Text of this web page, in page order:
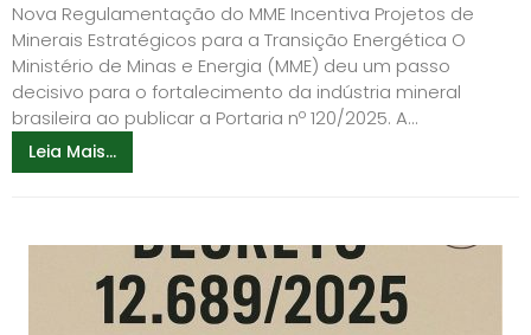
Nova Regulamentação do MME Incentiva Projetos de
Minerais Estratégicos para a Transição Energética O
Ministério de Minas e Energia (MME) deu um passo
decisivo para o fortalecimento da indústria mineral
brasileira ao publicar a Portaria nº 120/2025. A...
Leia Mais...